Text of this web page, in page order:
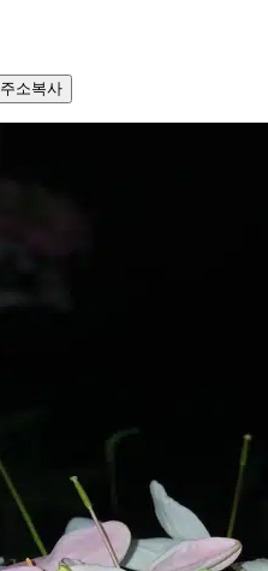
주소복사